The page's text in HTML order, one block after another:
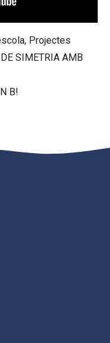
, Projectes
SIMETRIA AMB
B!